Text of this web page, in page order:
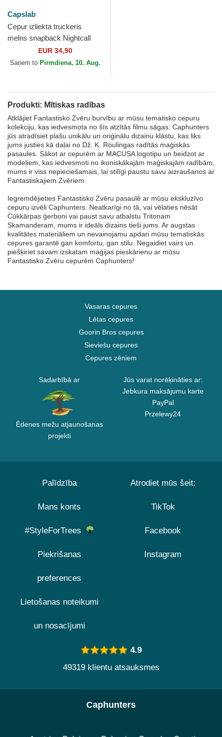
Capslab
Cepur izliekta truckeris
melns snapback Nightcall
BEA3 NIGB Pantera
Mītiskas radības no Capslab
EUR 34,90
Saņem to Pirmdiena, 10. Aug.
Produkti: Mītiskas radības
Atklājiet Fantastisko Zvēru burvību ar mūsu tematisko cepuru
kolekciju, kas iedvesmota no šīs atzītās filmu sāgas. Caphunters
jūs atradīsiet plašu unikālu un oriģinālu dizainu klāstu, kas liks
jums justies kā daļai no Dž. K. Roulingas radītās maģiskās
pasaules. Sākot ar cepurēm ar MACUSA logotipu un beidzot ar
modeļiem, kas iedvesmoti no ikoniskākajām maģiskajām radībām,
mums ir viss nepieciešamais, lai stilīgi paustu savu aizraušanos ar
Fantastiskajiem Zvēriem.
Iegremdējieties Fantastisko Zvēru pasaulē ar mūsu ekskluzīvo
cepuru izvēli Caphunters. Neatkarīgi no tā, vai vēlaties nēsāt
Cūkkārpas ģerboni vai paust savu atbalstu Tritonam
Skamanderam, mums ir ideāls dizains tieši jums. Ar augstas
kvalitātes materiāliem un nevainojamu apdari mūsu tematiskās
cepures garantē gan komfortu, gan stilu. Negaidiet vairs un
piešķiriet savam izskatam maģijas pieskārienu ar mūsu
Fantastisko Zvēru cepurēm Caphunters!
Vasaras cepures
Lētas cepures
Goorin Bros cepures
Sieviešu cepures
Cepures zēniem
Sadarbībā ar
Ēdenes mežu atjaunošanas
projekti
Jūs varat norēķināties ar:
Jebkura maksājumu karte
PayPal
Przelewy24
Palīdzība
Mans konts
#StyleForTrees
Piekrišanas
preferences
Lietošanas noteikumi
un nosacījumi
Atrodiet mūs šeit:
TikTok
Facebook
Instagram
4.9
49319 klientu atsauksmes
Caphunters